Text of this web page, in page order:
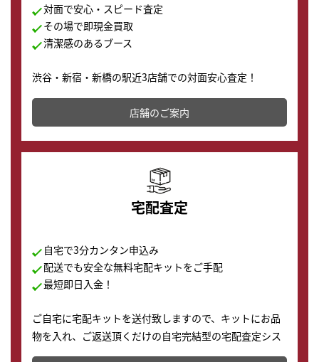
対面で安心・スピード査定
その場で即現金買取
清潔感のあるブース
渋谷・新宿・新橋の駅近3店舗での対面安心査定！
その場で現金買取致します。渋谷本店では、時計販売の
店舗を併設しており、下取りに出してお得に新しい時計
の購入もできます♪
店舗のご案内
宅配査定
自宅で3分カンタン申込み
配送でも安全な無料宅配キットをご手配
最短即日入金！
ご自宅に宅配キットを送付致しますので、キットにお品
物を入れ、ご返送頂くだけの自宅完結型の宅配査定シス
テムです。